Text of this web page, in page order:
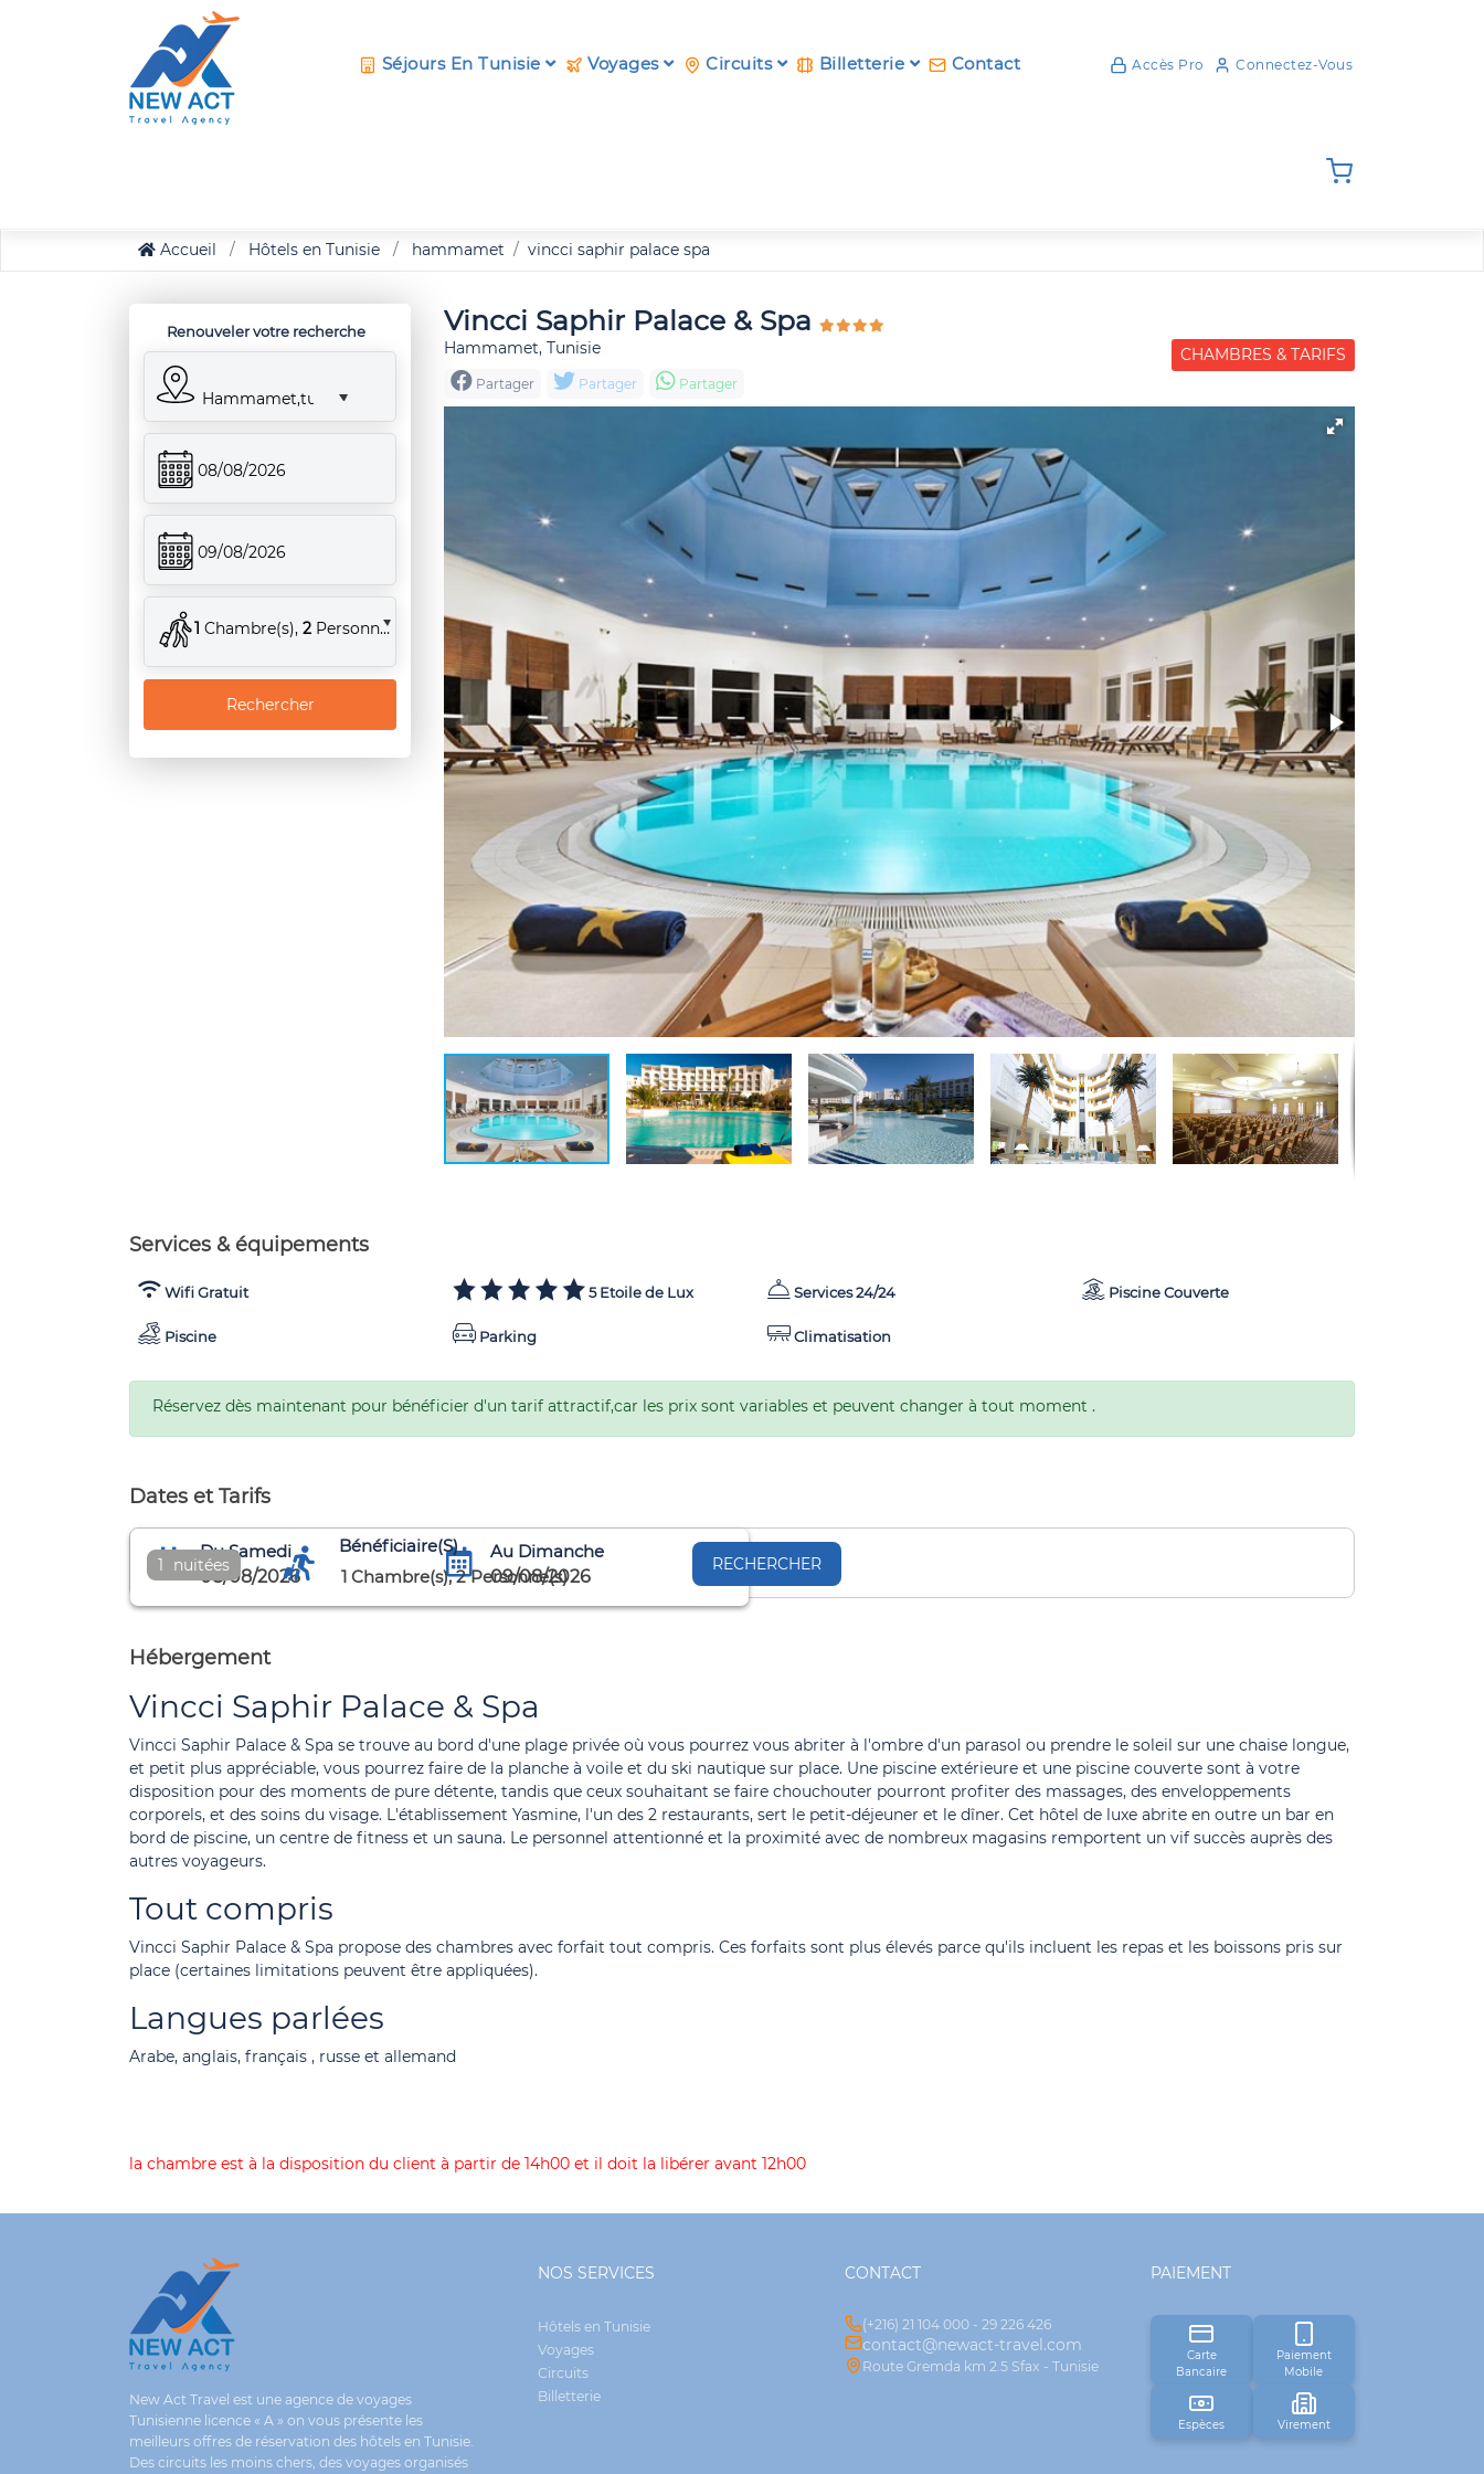
Séjours En Tunisie Voyages Circuits Billetterie Contact Accès Pro Connectez-Vous
Accueil Hôtels en Tunisie hammamet vincci saphir palace spa
Renouveler votre recherche
Hammamet,tunisie
08/08/2026
09/08/2026
1 Chambre(s), 2 Personne(s)
Rechercher
Vincci Saphir Palace & Spa
Hammamet, Tunisie
Partager Partager Partager
CHAMBRES & TARIFS
Services & équipements
Wifi Gratuit 5 Etoile de Lux Services 24/24 Piscine Couverte
Piscine Parking Climatisation
Réservez dès maintenant pour bénéficier d'un tarif attractif,car les prix sont variables et peuvent changer à tout moment .
Dates et Tarifs
Du Samedi
08/08/2026
Au Dimanche
09/08/2026
1 nuitées
Bénéficiaire(s)
1 Chambre(s),2Personne(s)
RECHERCHER
Hébergement
Vincci Saphir Palace & Spa
Vincci Saphir Palace & Spa se trouve au bord d'une plage privée où vous pourrez vous abriter à l'ombre d'un parasol ou prendre le soleil sur une chaise longue,
et petit plus appréciable, vous pourrez faire de la planche à voile et du ski nautique sur place. Une piscine extérieure et une piscine couverte sont à votre
disposition pour des moments de pure détente, tandis que ceux souhaitant se faire chouchouter pourront profiter des massages, des enveloppements
corporels, et des soins du visage. L'établissement Yasmine, l'un des 2 restaurants, sert le petit-déjeuner et le dîner. Cet hôtel de luxe abrite en outre un bar en
bord de piscine, un centre de fitness et un sauna. Le personnel attentionné et la proximité avec de nombreux magasins remportent un vif succès auprès des
autres voyageurs.
Tout compris
Vincci Saphir Palace & Spa propose des chambres avec forfait tout compris. Ces forfaits sont plus élevés parce qu'ils incluent les repas et les boissons pris sur
place (certaines limitations peuvent être appliquées).
Langues parlées
Arabe, anglais, français , russe et allemand
la chambre est à la disposition du client à partir de 14h00 et il doit la libérer avant 12h00
New Act Travel est une agence de voyages
Tunisienne licence « A » on vous présente les
meilleurs offres de réservation des hôtels en Tunisie.
Des circuits les moins chers, des voyages organisés
NOS SERVICES
Hôtels en Tunisie
Voyages
Circuits
Billetterie
CONTACT
(+216) 21 104 000 - 29 226 426
contact@newact-travel.com
Route Gremda km 2.5 Sfax - Tunisie
PAIEMENT
Carte
Bancaire
Paiement
Mobile
Espèces Virement